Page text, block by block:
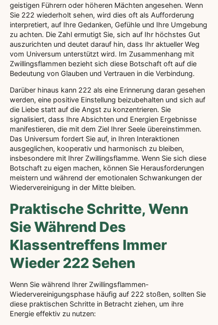
geistigen Führern oder höheren Mächten angesehen. Wenn
Sie 222 wiederholt sehen, wird dies oft als Aufforderung
interpretiert, auf Ihre Gedanken, Gefühle und Ihre Umgebung
zu achten. Die Zahl ermutigt Sie, sich auf Ihr höchstes Gut
auszurichten und deutet darauf hin, dass Ihr aktueller Weg
vom Universum unterstützt wird. Im Zusammenhang mit
Zwillingsflammen bezieht sich diese Botschaft oft auf die
Bedeutung von Glauben und Vertrauen in die Verbindung.
Darüber hinaus kann 222 als eine Erinnerung daran gesehen
werden, eine positive Einstellung beizubehalten und sich auf
die Liebe statt auf die Angst zu konzentrieren. Sie
signalisiert, dass Ihre Absichten und Energien Ergebnisse
manifestieren, die mit dem Ziel Ihrer Seele übereinstimmen.
Das Universum fordert Sie auf, in Ihren Interaktionen
ausgeglichen, kooperativ und harmonisch zu bleiben,
insbesondere mit Ihrer Zwillingsflamme. Wenn Sie sich diese
Botschaft zu eigen machen, können Sie Herausforderungen
meistern und während der emotionalen Schwankungen der
Wiedervereinigung in der Mitte bleiben.
Praktische Schritte, Wenn
Sie Während Des
Klassentreffens Immer
Wieder 222 Sehen
Wenn Sie während Ihrer Zwillingsflammen-
Wiedervereinigungsphase häufig auf 222 stoßen, sollten Sie
diese praktischen Schritte in Betracht ziehen, um ihre
Energie effektiv zu nutzen: